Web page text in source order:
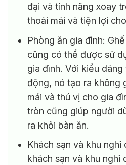
đại và tính năng xoay
thoải mái và tiện lợi
Phòng ăn gia đình:
cũng có thể được sử
gia đình. Với kiểu
động, nó tạo ra không
mái và thú vị cho gia
tròn cũng giúp người
ra khỏi bàn ăn.
Khách sạn và khu
khách sạn và khu nghỉ